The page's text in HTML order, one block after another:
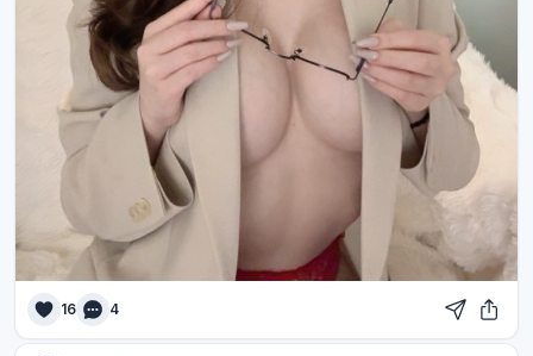
16 4